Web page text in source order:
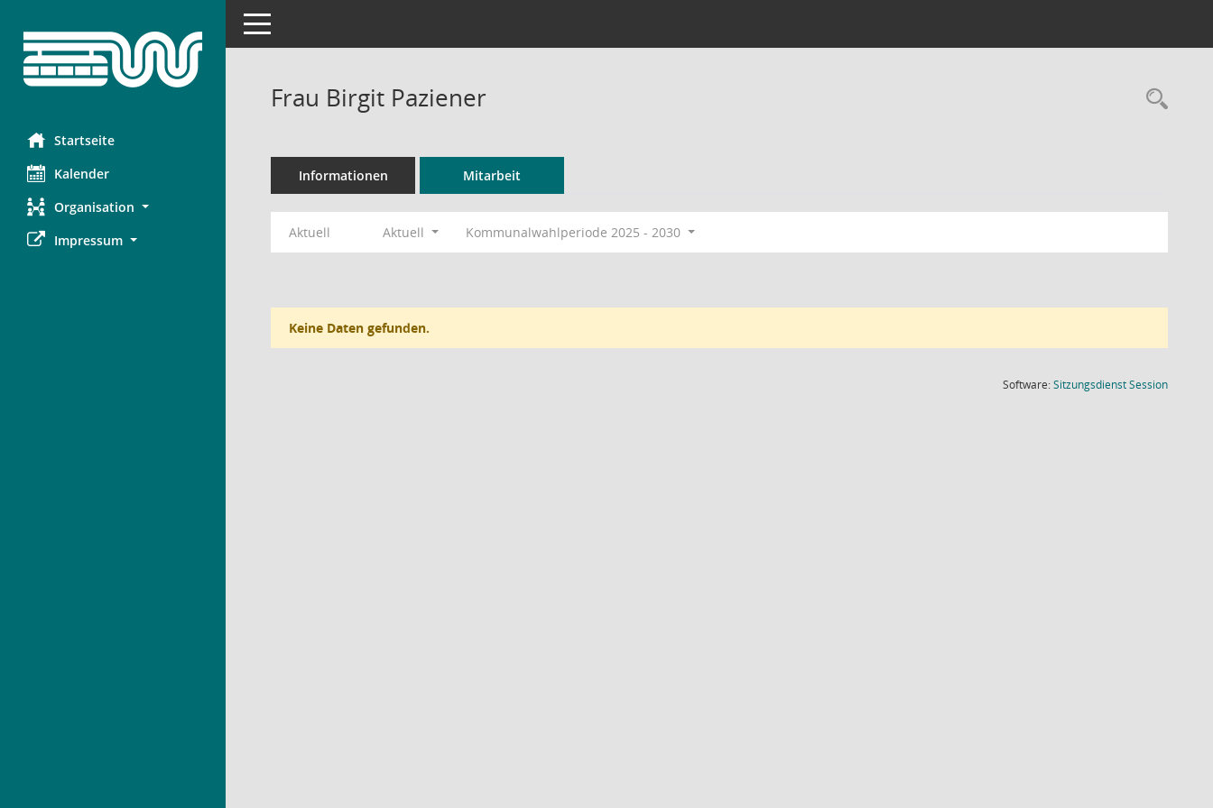
Startseite
Kalender
Organisation
Impressum
Toggle navigation
Frau Birgit Paziener
Informationen Mitarbeit
Aktuell Aktuell Kommunalwahlperiode 2025 - 2030
Keine Daten gefunden.
Software:SitzungsdienstSession(Wird in